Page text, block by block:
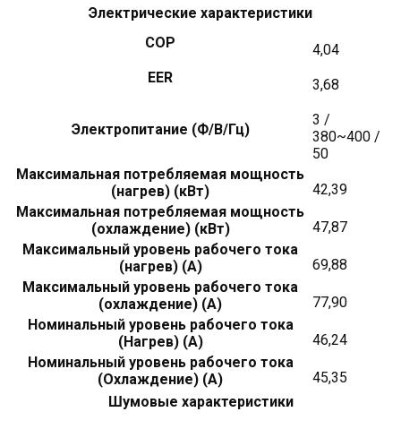
Электрические характеристики
COP
4,04
EER
3,68
Электропитание (Ф/В/Гц)
3 /
380~400 /
50
Максимальная потребляемая мощность
(нагрев) (кВт)
42,39
Максимальная потребляемая мощность
(охлаждение) (кВт)
47,87
Максимальный уровень рабочего тока
(нагрев) (А)
69,88
Максимальный уровень рабочего тока
(охлаждение) (А)
77,90
Номинальный уровень рабочего тока
(Нагрев) (А)
46,24
Номинальный уровень рабочего тока
(Охлаждение) (А)
45,35
Шумовые характеристики